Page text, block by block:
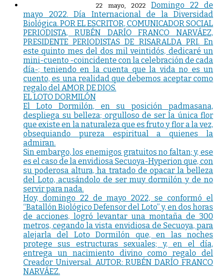
22 mayo, 2022
Domingo 22 de
mayo 2022. Día Internacional de la Diversidad
Biológica. POR EL ESCRITOR, COMUNICADOR SOCIAL
PERIODISTA, RUBÉN DARÍO FRANCO NARVÁEZ,
PRESIDENTE PERIODISTAS DE RISARALDA PRI. En
este quinto mes del dos mil veintidós, dedicaré un
mini-cuento -coincidente con la celebración de cada
día-; teniendo en la cuenta que la vida no es un
cuento, es una realidad que debemos aceptar como
regalo del AMOR DE DIOS.
EL LOTO DORMILÓN
El Loto Dormilón, en su posición padmasana,
despliega su belleza; orgulloso de ser la única flor
que existe en la naturaleza que es fruto y flor a la vez,
obsequiando pureza espiritual a quienes la
admiran.
Sin embargo, los enemigos gratuitos no faltan; y, ese
es el caso de la envidiosa Secuoya-Hyperion que, con
su poderosa altura, ha tratado de opacar la belleza
del Loto, acusándolo de ser muy dormilón y de no
servir para nada.
Hoy, domingo 22 de mayo 2022, se conformó el
“Batallón Biológico Defensor del Loto” y, en dos horas
de acciones, logró levantar una montaña de 300
metros, cegando la vista envidiosa de Secuoya, para
alejarla del Loto Dormilón que, en las noches
protege sus estructuras sexuales; y, en el día,
entrega un nacimiento divino como regalo del
Creador Universal. AUTOR: RUBÉN DARÍO FRANCO
NARVÁEZ.